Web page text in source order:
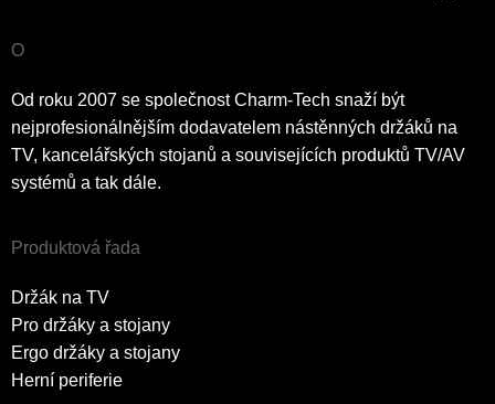
O
Od roku 2007 se společnost Charm-Tech snaží být
nejprofesionálnějším dodavatelem nástěnných držáků na
TV, kancelářských stojanů a souvisejících produktů TV/AV
systémů a tak dále.
Produktová řada
Držák na TV
Pro držáky a stojany
Ergo držáky a stojany
Herní periferie